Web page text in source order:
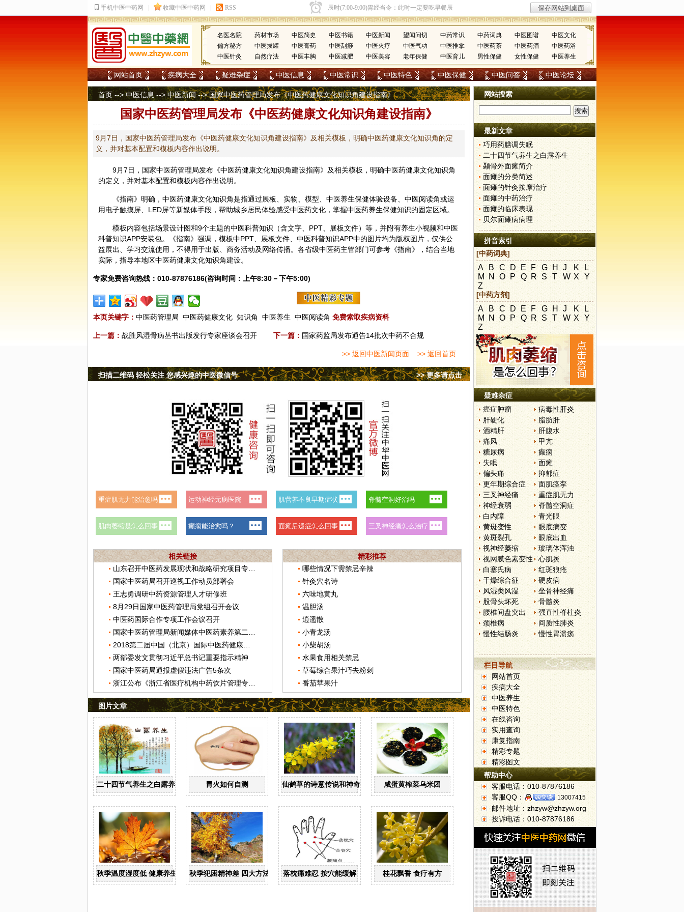
名医名院 药材市场 中医简史 中医书籍 中医新闻 望闻问切 中药常识 中药词典 中医图谱
中医文化
偏方秘方
中医拔罐 中医膏药 中医刮痧 中医火疗 中医气功 中医推拿 中医药茶 中医药酒
中医药浴
中医针灸
自然疗法 中医丰胸 中医减肥 中医美容 老年保健 中医育儿 男性保健 女性保健 中医养生
网站首页 疾病大全 疑难杂症 中医信息 中医常识 中医特色 中医保健 中医问答 中医论坛
首页 -->中医信息 -->中医新闻--> 国家中医药管理局发布《中医药健康文化知识角建设指南》
国家中医药管理局发布《中医药健康文化知识角建设指南》
9月7日，国家中医药管理局发布《中医药健康文化知识角建设指南》及相关模板，明确中医药健康文化知识角的定
义，并对基本配置和模板内容作出说明。
9月7日，国家中医药管理局发布《中医药健康文化知识角建设指南》及相关模板，明确中医药健康文化知识角
的定义，并对基本配置和模板内容作出说明。
《指南》明确，中医药健康文化知识角是指通过展板、实物、模型、中医养生保健体验设备、中医阅读角或运
用电子触摸屏、LED屏等新媒体手段，帮助城乡居民体验感受中医药文化，掌握中医药养生保健知识的固定区域。
模板内容包括场景设计图和9个主题的中医科普知识（含文字、PPT、展板文件）等，并附有养生小视频和中医
科普知识APP安装包。《指南》强调，模板中PPT、展板文件、中医科普知识APP中的图片均为版权图片，仅供公
益展出、学习交流使用，不得用于出版、商务活动及网络传播。各省级中医药主管部门可参考《指南》，结合当地
实际，指导本地区中医药健康文化知识角建设。
专家免费咨询热线：010-87876186(咨询时间：上午8:30－下午5:00)
本页关键字： 中医药管理局 中医药健康文化 知识角 中医养生 中医阅读角 免费索取疾病资料
上一篇： 战胜风湿骨病丛书出版发行专家座谈会召开 下一篇： 国家药监局发布通告14批次中药不合规
>> 返回中医新闻页面 >> 返回首页
>> 更多请点击
扫描二维码 轻松关注 您感兴趣的中医微信号
相关链接
国家中医药局召开巡视工作动员部署会
王志勇调研中药资源管理人才研修班
8月29日国家中医药管理局党组召开会议
中医药国际合作专项工作会议召开
两部委发文贯彻习近平总书记重要指示精神
国家中医药局通报虚假违法广告5条次
精彩推荐
哪些情况下需禁忌辛辣
针灸穴名诗
六味地黄丸
温胆汤
逍遥散
小青龙汤
小柴胡汤
水果食用相关禁忌
草莓综合果汁巧去粉刺
番茄苹果汁
图片文章
二十四节气养生之白露养生 胃火如何自测 仙鹤草的诗意传说和神奇药效 咸蛋黄榨菜乌米团
秋季温度湿度低 健康养生有“六宜”秋季犯困精神差 四大方法解秋乏落枕痛难忍 按穴能缓解 桂花飘香 食疗有方
网站搜索
最新文章
巧用药膳调失眠
二十四节气养生之白露养生
颞骨外面瘫简介
面瘫的分类简述
面瘫的针灸按摩治疗
面瘫的中药治疗
面瘫的临床表现
贝尔面瘫病病理
拼音索引
[中药词典]
A B C D E F G H J K
L
M N O P Q R S T W X
Y
Z
[中药方剂]
A B C D E F G H J K
L
M N O P Q R S T W X
Y
Z
疑难杂症
癌症肿瘤
病毒性肝炎
肝硬化
脂肪肝
酒精肝
肝腹水
痛风
甲亢
糖尿病
癫痫
失眠
面瘫
偏头痛
抑郁症
更年期综合症
面肌痉挛
三叉神经痛
重症肌无力
神经衰弱
脊髓空洞症
白内障
青光眼
黄斑变性
眼底病变
黄斑裂孔
眼底出血
视神经萎缩
玻璃体浑浊
视网膜色素变性
心肌炎
白塞氏病
红斑狼疮
干燥综合征
硬皮病
风湿类风湿
坐骨神经痛
股骨头坏死
骨髓炎
腰椎间盘突出
强直性脊柱炎
颈椎病
间质性肺炎
慢性结肠炎
慢性胃溃疡
栏目导航
网站首页
疾病大全
中医养生
中医特色
在线咨询
实用查询
康复指南
精彩专题
精彩图文
帮助中心
客服电话：010-87876186
客服QQ：
13007415
邮件地址：zhzyw@zhzyw.org
投诉电话：010-87876186